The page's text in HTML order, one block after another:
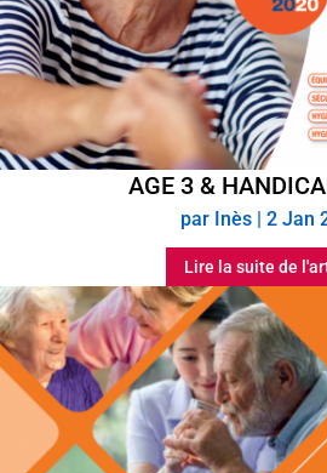
AGE 3 &
par Inès| 2 Jan
Lire la suite de